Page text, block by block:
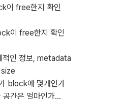
이 free한지 확인
이 free한지 확인
적인 정보, metadata
block에 몇개인가
간은 얼마인가...